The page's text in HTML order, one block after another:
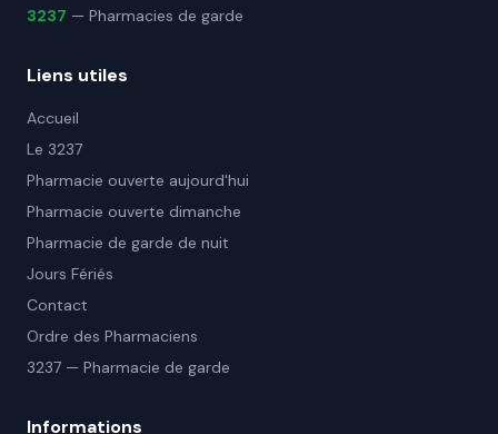
3237 — Pharmacies de garde
Liens utiles
Accueil
Le 3237
Pharmacie ouverte aujourd'hui
Pharmacie ouverte dimanche
Pharmacie de garde de nuit
Jours Fériés
Contact
Ordre des Pharmaciens
3237 — Pharmacie de garde
Informations